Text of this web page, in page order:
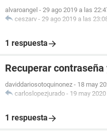
alvaroangel - 29 ago 2019 a las
ceszarv - 29 ago 2019 a las
1 respuesta
Recuperar
daviddariosotoquinonez - 18 may
carloslopezjurado - 19 may
1 respuesta